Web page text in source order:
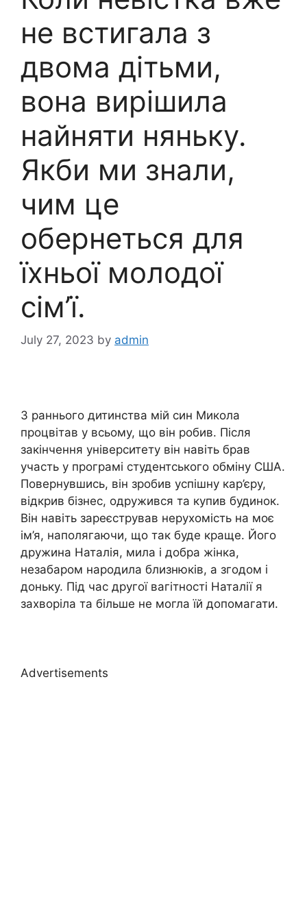
не встигала з
двома дітьми,
вона вирішила
найняти няньку.
Якби ми знали,
чим це
обернеться для
їхньої молодої
сім’ї.
July 27, 2023 by admin
З раннього дитинства мій син Микола
процвітав у всьому, що він робив. Після
закінчення університету він навіть брав
участь у програмі студентського обміну США.
Повернувшись, він зробив успішну кар’єру,
відкрив бізнес, одружився та купив будинок.
Він навіть зареєстрував нерухомість на моє
ім’я, наполягаючи, що так буде краще. Його
дружина Наталія, мила і добра жінка,
незабаром народила близнюків, а згодом і
доньку. Під час другої вагітності Наталії я
захворіла та більше не могла їй допомагати.
Advertisements